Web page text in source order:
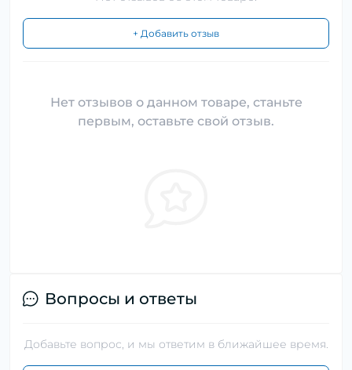
+ Добавить отзыв
Нет отзывов о данном товаре, станьте
первым, оставьте свой отзыв.
Вопросы и ответы
Добавьте вопрос, и мы ответим в ближайшее время.